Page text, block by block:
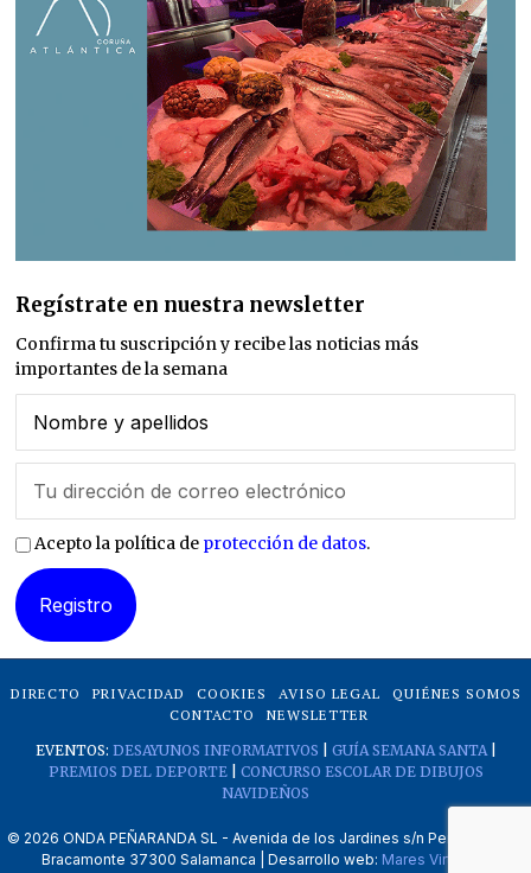
Regístrate en nuestra newsletter
Confirma tu suscripción y recibe las noticias más
importantes de la semana
Acepto la política de protección de datos.
DIRECTO PRIVACIDAD COOKIES AVISO LEGAL
QUIÉNES SOMOS
CONTACTO
NEWSLETTER
EVENTOS: DESAYUNOS INFORMATIVOS GUÍA SEMANA SANTA|
PREMIOS DEL DEPORTE| CONCURSO ESCOLAR DE DIBUJOS
NAVIDEÑOS
© 2026 ONDA PEÑARANDA SL - Avenida de los Jardines s/n Peñaranda de
Bracamonte 37300 Salamanca | Desarrollo web: Mares Virtuales